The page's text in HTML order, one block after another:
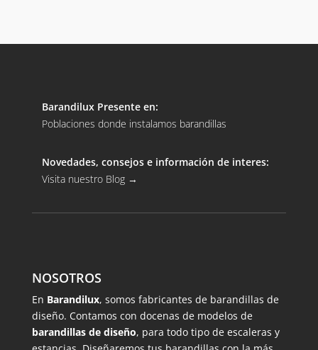
Barandilux Presente en:
Poblaciones donde instalamos barandillas
Novedades, consejos e información de interes:
Visita nuestro Blog →
NOSOTROS
En Barandilux, somos fabricantes de barandillas de
diseño. Contamos con docenas de modelos de
barandillas de diseño, para todo tipo de escaleras y